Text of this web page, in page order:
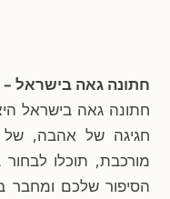
חתונה גאה בישראל –
חתונה גאה בישראל
חגיגה של אהבה, של
מורכבת, תוכלו
הסיפור שלכם ומחבר